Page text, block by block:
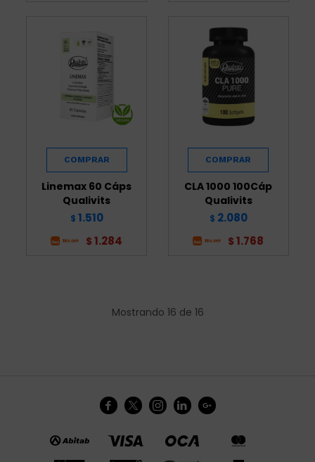
Linemax 60 Cáps
Qualivits
$ 1.510
$ 1.284
CLA 1000 100Cáp
Qualivits
$ 2.080
$ 1.768
Mostrando 16 de 16
    